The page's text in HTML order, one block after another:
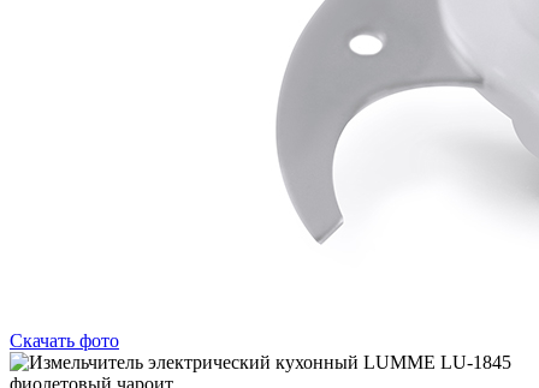
Скачать фото